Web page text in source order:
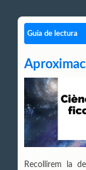
Guía de lectura
Recollirem la